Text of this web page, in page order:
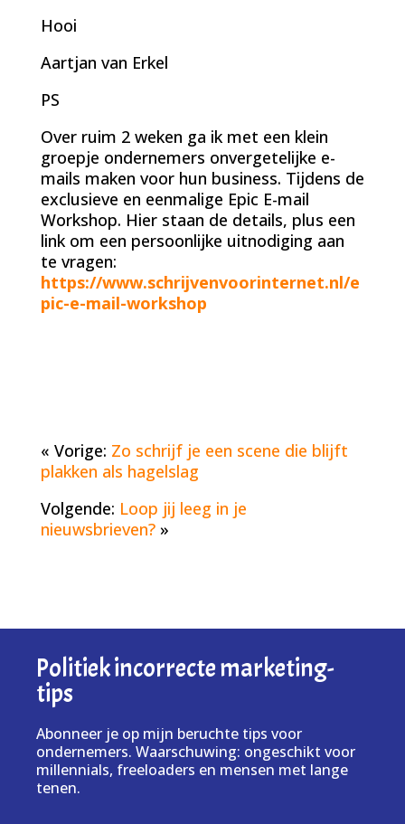
Hooi
Aartjan van Erkel
PS
Over ruim 2 weken ga ik met een klein
groepje ondernemers onvergetelijke e-
mails maken voor hun business. Tijdens de
exclusieve en eenmalige Epic E-mail
Workshop. Hier staan de details, plus een
link om een persoonlijke uitnodiging aan
te vragen:
https://www.schrijvenvoorinternet.nl/e
pic-e-mail-workshop
« Vorige: Zo schrijf je een scene die blijft
plakken als hagelslag
Volgende: Loop jij leeg in je
nieuwsbrieven?»
Politiek incorrecte marketing-
tips
Abonneer je op mijn beruchte tips voor
ondernemers. Waarschuwing: ongeschikt voor
millennials, freeloaders en mensen met lange
tenen.